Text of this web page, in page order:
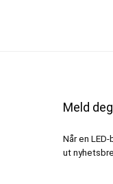
Meld
Når en
ut